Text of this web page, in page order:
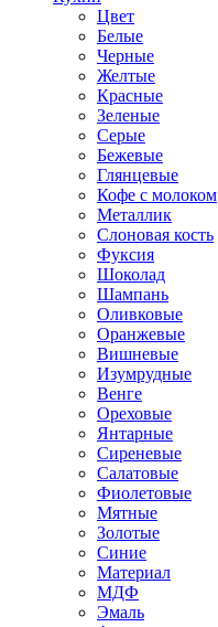
Цвет
Белые
Черные
Желтые
Красные
Зеленые
Серые
Бежевые
Глянцевые
Кофе с молоком
Металлик
Слоновая кость
Фуксия
Шоколад
Шампань
Оливковые
Оранжевые
Вишневые
Изумрудные
Венге
Ореховые
Янтарные
Сиреневые
Салатовые
Фиолетовые
Мятные
Золотые
Синие
Материал
МДФ
Эмаль